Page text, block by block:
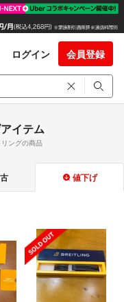
ログイン 会員登録
イテム
ングの商品
値下げ